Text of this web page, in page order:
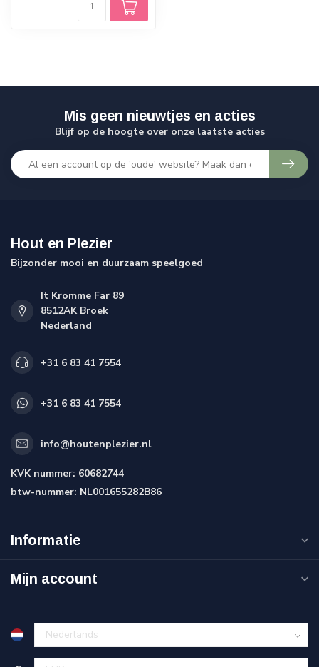
Mis geen nieuwtjes en acties
Blijf op de hoogte over onze laatste acties
Hout en Plezier
Bijzonder mooi en duurzaam speelgoed
It Kromme Far 89
8512AK Broek
Nederland
+31 6 83 41 7554
+31 6 83 41 7554
info@houtenplezier.nl
KVK nummer: 60682744
btw-nummer: NL001655282B86
Informatie
Mijn account